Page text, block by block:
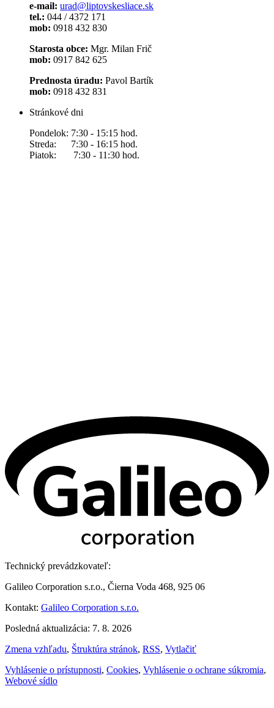
e-mail: urad@liptovskesliace.sk
tel.: 044 / 4372 171
mob: 0918 432 830
Starosta obce: Mgr. Milan Frič
mob: 0917 842 625
Prednosta úradu: Pavol Bartík
mob: 0918 432 831
Stránkové dni
Pondelok: 7:30 - 15:15 hod.
Streda: 7:30 - 16:15 hod.
Piatok: 7:30 - 11:30 hod.
Technický prevádzkovateľ:
Galileo Corporation s.r.o., Čierna Voda 468, 925 06
Kontakt: Galileo Corporation s.r.o.
Posledná aktualizácia: 7. 8. 2026
Zmena vzhľadu, Štruktúra stránok, RSS, Vytlačiť
Vyhlásenie o prístupnosti, Cookies, Vyhlásenie o ochrane súkromia,
Webové sídlo